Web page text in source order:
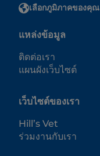
เลือกภูมิภาคของคุณ
แหล่งข้อมูล
ติดต่อเรา
แผนผังเว็บไซต์
เว็บไซต์ของเรา
Hill’s Vet
ร่วมงานกับเรา